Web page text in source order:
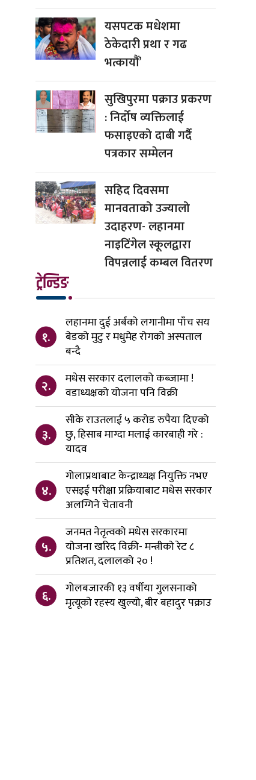
यसपटक मधेशमा
ठेकेदारी प्रथा र गढ
भत्कायौं’
सुखिपुरमा पक्राउ प्रकरण
: निर्दोष व्यक्तिलाई
फसाइएको दाबी गर्दै
पत्रकार सम्मेलन
सहिद दिवसमा
मानवताको उज्यालो
उदाहरण- लहानमा
नाइटिंगेल स्कूलद्वारा
विपन्नलाई कम्बल वितरण
ट्रेन्डिङ
१.
लहानमा दुई अर्बको लगानीमा पाँच सय
बेडको मुटु र मधुमेह रोगको अस्पताल
बन्दै
२.
मधेस सरकार दलालको कब्जामा !
वडाध्यक्षको योजना पनि विक्री
३.
सीके राउतलाई ५ करोड रुपैया दिएको
छु, हिसाब माग्दा मलाई कारबाही गरे :
यादव
४.
गोलाप्रथाबाट केन्द्राध्यक्ष नियुक्ति नभए
एसइई परीक्षा प्रक्रियाबाट मधेस सरकार
अलग्गिने चेतावनी
५.
जनमत नेतृत्वको मधेस सरकारमा
योजना खरिद विक्री- मन्त्रीको रेट ८
प्रतिशत, दलालको २० !
६.
गोलबजारकी १३ वर्षीया गुलसनाको
मृत्यूको रहस्य खुल्यो, बीर बहादुर पक्राउ